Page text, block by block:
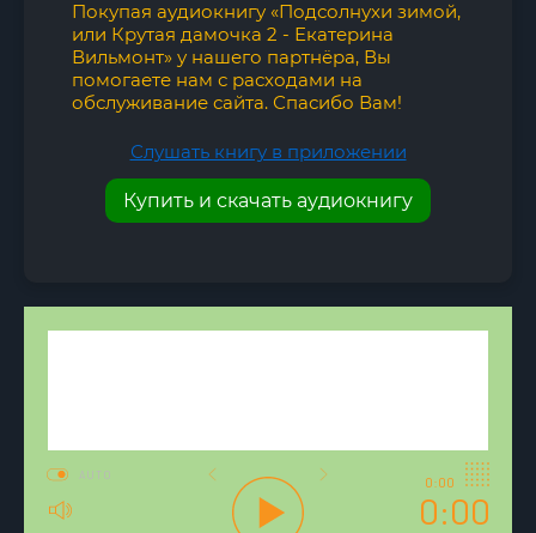
Покупая аудиокнигу «Подсолнухи зимой,
или Крутая дамочка 2 - Екатерина
Вильмонт» у нашего партнёра, Вы
помогаете нам с расходами на
обслуживание сайта. Спасибо Вам!
Слушать книгу в приложении
Купить и скачать аудиокнигу
0:00
0:00
AUTO